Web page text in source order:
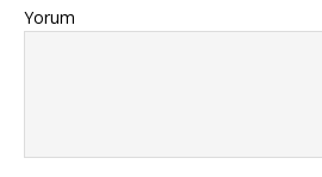
Yorum